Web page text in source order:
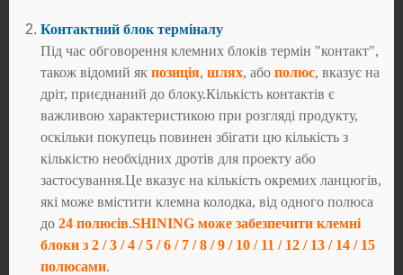
Контактний блок терміналу
Під час обговорення клемних блоків термін "контакт",
також відомий як позиція, шлях, або полюс, вказує на
дріт, приєднаний до блоку.Кількість контактів є
важливою характеристикою при розгляді продукту,
оскільки покупець повинен збігати цю кількість з
кількістю необхідних дротів для проекту або
застосування.Це вказує на кількість окремих ланцюгів,
які може вмістити клемна колодка, від одного полюса
до 24 полюсів.SHINING може забезпечити клемні
блоки з 2 / 3 / 4 / 5 / 6 / 7 / 8 / 9 / 10 / 11 / 12 / 13 / 14 / 15
полюсами.